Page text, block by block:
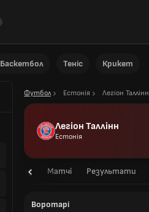
Баскетбол Теніс Крикет
Футбол Естонія Легіон Таллінн
Легіон Таллінн
Естонія
Огляд Матчі Результати
Воротарі